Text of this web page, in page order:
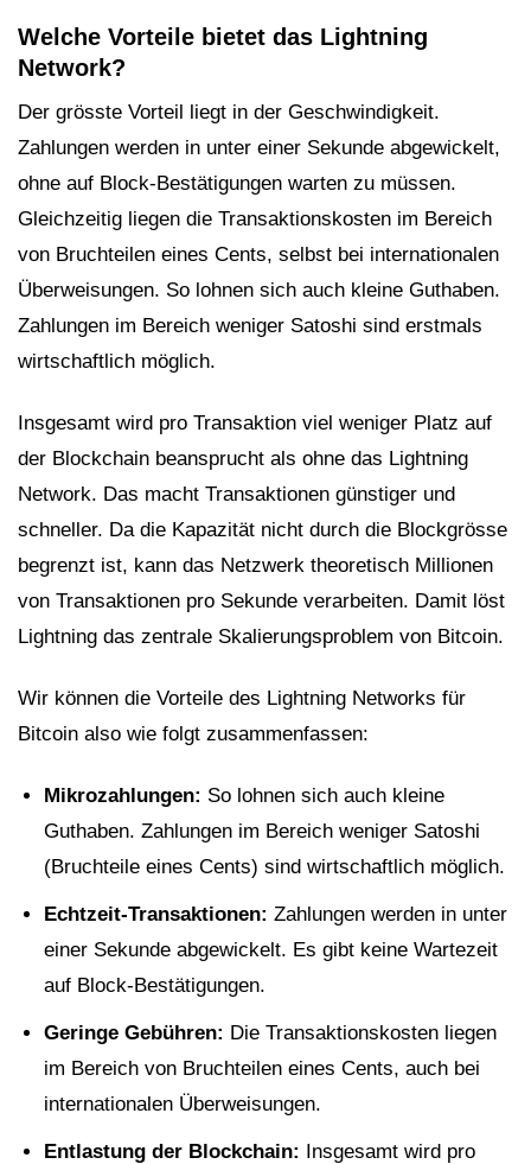
Welche Vorteile bietet das Lightning
Network?
Der grösste Vorteil liegt in der Geschwindigkeit.
Zahlungen werden in unter einer Sekunde abgewickelt,
ohne auf Block-Bestätigungen warten zu müssen.
Gleichzeitig liegen die Transaktionskosten im Bereich
von Bruchteilen eines Cents, selbst bei internationalen
Überweisungen. So lohnen sich auch kleine Guthaben.
Zahlungen im Bereich weniger Satoshi sind erstmals
wirtschaftlich möglich.
Insgesamt wird pro Transaktion viel weniger Platz auf
der Blockchain beansprucht als ohne das Lightning
Network. Das macht Transaktionen günstiger und
schneller. Da die Kapazität nicht durch die Blockgrösse
begrenzt ist, kann das Netzwerk theoretisch Millionen
von Transaktionen pro Sekunde verarbeiten. Damit löst
Lightning das zentrale Skalierungsproblem von Bitcoin.
Wir können die Vorteile des Lightning Networks für
Bitcoin also wie folgt zusammenfassen:
Mikrozahlungen: So lohnen sich auch kleine
Guthaben. Zahlungen im Bereich weniger Satoshi
(Bruchteile eines Cents) sind wirtschaftlich möglich.
Echtzeit-Transaktionen: Zahlungen werden in unter
einer Sekunde abgewickelt. Es gibt keine Wartezeit
auf Block-Bestätigungen.
Geringe Gebühren: Die Transaktionskosten liegen
im Bereich von Bruchteilen eines Cents, auch bei
internationalen Überweisungen.
Entlastung der Blockchain: Insgesamt wird pro